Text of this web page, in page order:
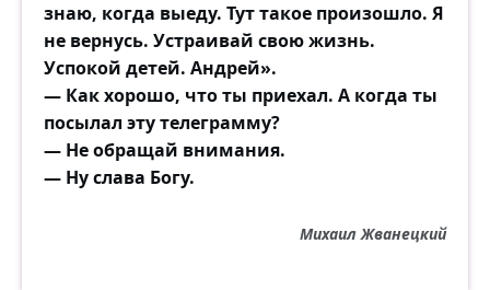
знаю, когда выеду. Тут такое произошло. Я
не вернусь. Устраивай свою жизнь.
Успокой детей. Андрей».
— Как хорошо, что ты приехал. А когда ты
посылал эту телеграмму?
— Не обращай внимания.
— Ну слава Богу.
Михаил Жванецкий